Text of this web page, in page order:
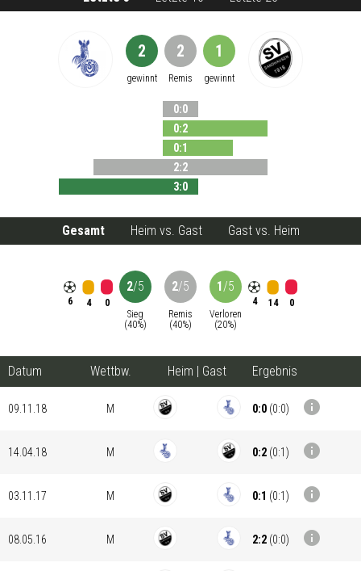
2
gewinnt
2
Remis
1
gewinnt
0:0
0:2
0:1
2:2
3:0
Gesamt Heim vs. Gast Gast vs. Heim
6 4 0
2/5
Sieg
(40%)
2/5
Remis
(40%)
1/5
Verloren
(20%)
4 14 0
Datum Wettbw. Heim Gast Ergebnis
09.11.18 M 0:0 (0:0) info
14.04.18 M 0:2 (0:1 ) info
03.11.17 M 0:1 (0:1 ) info
08.05.16 M 2:2 (0:0) info